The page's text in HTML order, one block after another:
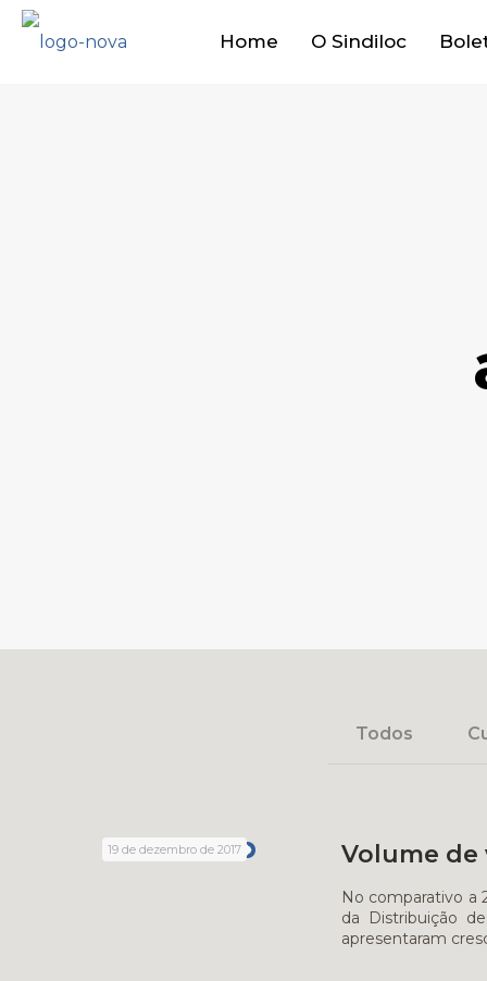
Home O Sindiloc
Todos
19 de dezembro de 2017 Volume de
No comparativo a
da Distribuição
apresentaram